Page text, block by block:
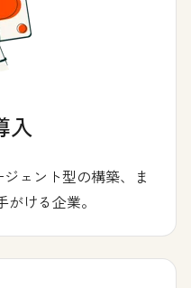
入
ェント型の構築、ま
ける企業。